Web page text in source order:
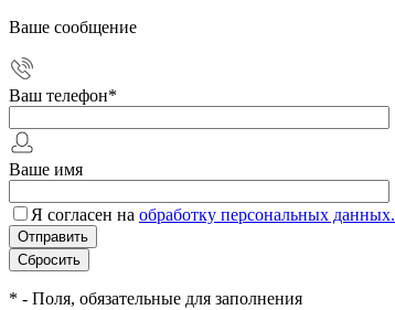
Ваше сообщение
Ваш телефон*
Ваше имя
Я согласен на обработку персональных данных.
* - Поля, обязательные для заполнения